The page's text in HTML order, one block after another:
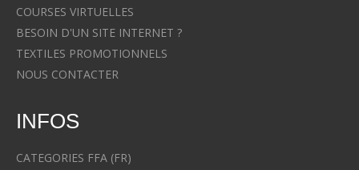
COURSES VIRTUELLES
BESOIN D'UN SITE INTERNET ?
TEXTILES PROMOTIONNELS
NOUS CONTACTER
INFOS
CATEGORIES FFA (FR)